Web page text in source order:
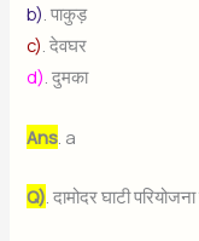
b). पाकुड़
c). देवघर
d). दुमका
Ans . a
Q). दामोदर घाटी